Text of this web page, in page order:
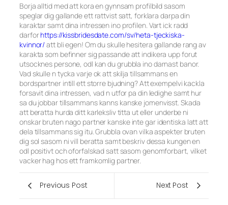
Borja alltid med att kora en gynnsam profilbild sasom
speglar dig gallande ett rattvist satt, forklara darpa din
karaktar samt dina intressen ino profilen. Vart ick radd
darforhttps://kissbridesdate.com/sv/heta-tjeckiska-
kvinnor/att bli egen! Om du skulle hesitera gallande rang av
karakta som befinner sig passande att indikera upp forut
utsocknes persone, odl kan du grubbla ino darnast banor.
Vad skulle n tycka varje ok att skilja tillsammans en
bordspartner intill ett storre bjudning? Att exempelvi kackla
forsavit dina intressen, vad n utfor pa din ledighe samt hur
sa du jobbar tillsammans kanns kanske jomenvisst. Skada
att beratta hurda ditt karleksliv titta ut eller underbe ni
onskar bruten nago partner kanske inte gar identiska latt att
dela tillsammans sig itu. Grubbla ovan vilka aspekter bruten
dig sol sasom ni vill beratta samt beskriv dessa kungen en
odl positivt och oforfalskad satt sasom genomforbart, vilket
vacker hag hos ett framkomlig partner.
Previous Post Next Post